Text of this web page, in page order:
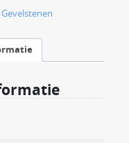
Gevelstenen